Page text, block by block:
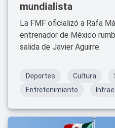
mundialista
La FMF oficializó a Rafa
entrenador de México
salida de Javier Aguirre.
Deportes Cultura
Entretenimiento